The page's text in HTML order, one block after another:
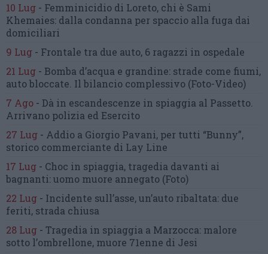
10 Lug - Femminicidio di Loreto, chi è Sami
Khemaies: dalla condanna per spaccio alla fuga dai
domiciliari
9 Lug - Frontale tra due auto, 6 ragazzi in ospedale
21 Lug - Bomba d’acqua e grandine: strade come fiumi,
auto bloccate. Il bilancio complessivo (Foto-Video)
7 Ago - Dà in escandescenze in spiaggia al Passetto.
Arrivano polizia ed Esercito
27 Lug - Addio a Giorgio Pavani, per tutti “Bunny”,
storico commerciante di Lay Line
17 Lug - Choc in spiaggia, tragedia davanti ai
bagnanti:uomo muore annegato (Foto)
22 Lug - Incidente sull’asse, un’auto ribaltata: due
feriti, strada chiusa
28 Lug - Tragedia in spiaggia a Marzocca: malore
sotto l’ombrellone, muore 71enne di Jesi